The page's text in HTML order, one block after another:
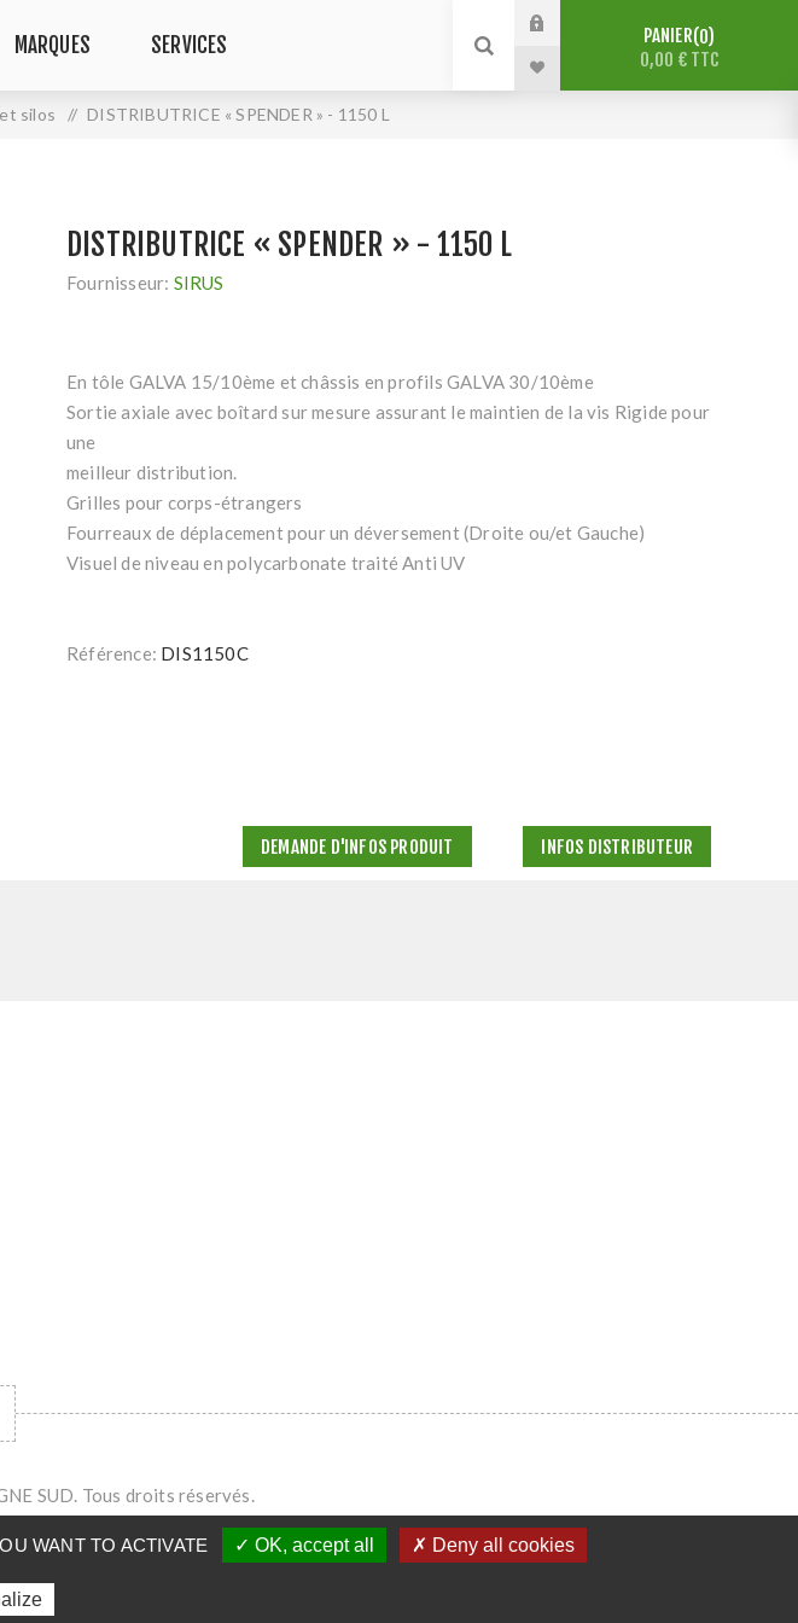
MARQUES SERVICES PANIER 0
0,00 € TTC
silos / DISTRIBUTRICE « SPENDER » - 1150 L
DISTRIBUTRICE « SPENDER » - 1150 L
Fournisseur: SIRUS
En tôle GALVA 15/10ème et châssis en profils GALVA 30/10ème
Sortie axiale avec boîtard sur mesure assurant le maintien de la vis Rigide pour
une
meilleur distribution.
Grilles pour corps-étrangers
Fourreaux de déplacement pour un déversement (Droite ou/et Gauche)
Visuel de niveau en polycarbonate traité Anti UV
Référence: DIS1150C
DEMANDE D'INFOS PRODUIT INFOS DISTRIBUTEUR
SUD. Tous droits réservés.
WANT TO ACTIVATE ✓ OK, accept all ✗ Deny all cookies